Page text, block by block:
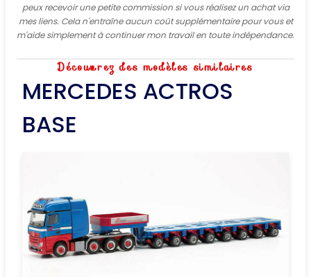
peux recevoir une petite commission si vous réalisez un achat via
mes liens. Cela n'entraîne aucun coût supplémentaire pour vous et
m'aide simplement à continuer mon travail en toute indépendance.
Découvrez des modèles similaires
MERCEDES ACTROS
BASE